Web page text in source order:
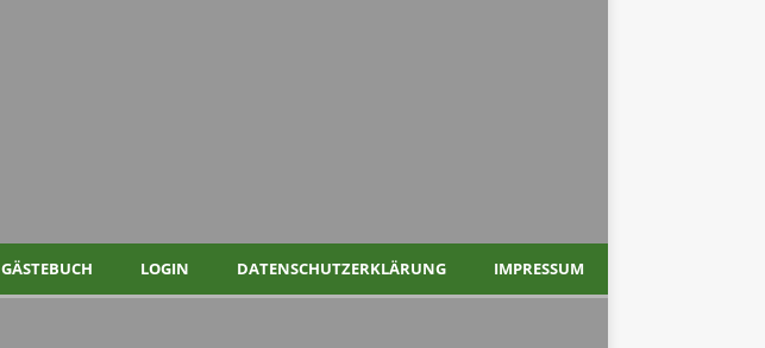
GÄSTEBUCH LOGIN DATENSCHUTZERKLÄRUNG IMPRESSUM